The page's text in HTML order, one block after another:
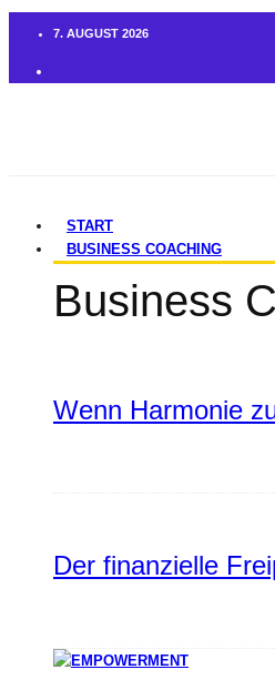
7. AUGUST 2026
START
BUSINESS COACHING
Business
Wenn Harmonie
Der finanzielle